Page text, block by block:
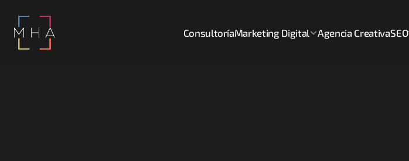
ConsultoríaMarketing Digital Agencia CreativaSEO